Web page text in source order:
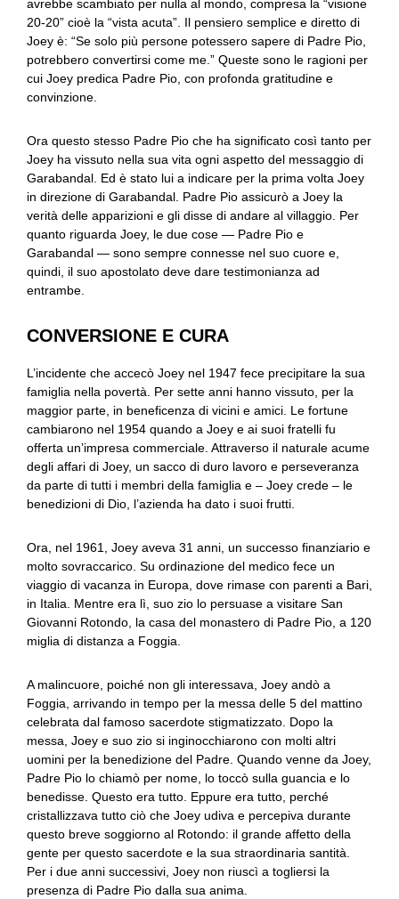
avrebbe scambiato per nulla al mondo, compresa la “visione
20-20” cioè la “vista acuta”. Il pensiero semplice e diretto di
Joey è: “Se solo più persone potessero sapere di Padre Pio,
potrebbero convertirsi come me.” Queste sono le ragioni per
cui Joey predica Padre Pio, con profonda gratitudine e
convinzione.
Ora questo stesso Padre Pio che ha significato così tanto per
Joey ha vissuto nella sua vita ogni aspetto del messaggio di
Garabandal. Ed è stato lui a indicare per la prima volta Joey
in direzione di Garabandal. Padre Pio assicurò a Joey la
verità delle apparizioni e gli disse di andare al villaggio. Per
quanto riguarda Joey, le due cose — Padre Pio e
Garabandal — sono sempre connesse nel suo cuore e,
quindi, il suo apostolato deve dare testimonianza ad
entrambe.
CONVERSIONE E CURA
L’incidente che accecò Joey nel 1947 fece precipitare la sua
famiglia nella povertà. Per sette anni hanno vissuto, per la
maggior parte, in beneficenza di vicini e amici. Le fortune
cambiarono nel 1954 quando a Joey e ai suoi fratelli fu
offerta un’impresa commerciale. Attraverso il naturale acume
degli affari di Joey, un sacco di duro lavoro e perseveranza
da parte di tutti i membri della famiglia e – Joey crede – le
benedizioni di Dio, l’azienda ha dato i suoi frutti.
Ora, nel 1961, Joey aveva 31 anni, un successo finanziario e
molto sovraccarico. Su ordinazione del medico fece un
viaggio di vacanza in Europa, dove rimase con parenti a Bari,
in Italia. Mentre era lì, suo zio lo persuase a visitare San
Giovanni Rotondo, la casa del monastero di Padre Pio, a 120
miglia di distanza a Foggia.
A malincuore, poiché non gli interessava, Joey andò a
Foggia, arrivando in tempo per la messa delle 5 del mattino
celebrata dal famoso sacerdote stigmatizzato. Dopo la
messa, Joey e suo zio si inginocchiarono con molti altri
uomini per la benedizione del Padre. Quando venne da Joey,
Padre Pio lo chiamò per nome, lo toccò sulla guancia e lo
benedisse. Questo era tutto. Eppure era tutto, perché
cristallizzava tutto ciò che Joey udiva e percepiva durante
questo breve soggiorno al Rotondo: il grande affetto della
gente per questo sacerdote e la sua straordinaria santità.
Per i due anni successivi, Joey non riuscì a togliersi la
presenza di Padre Pio dalla sua anima.